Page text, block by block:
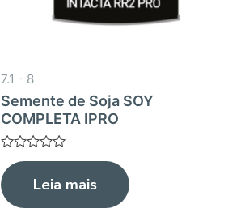
7.1 - 8
Semente de Soja SOY
COMPLETA IPRO
Avaliação
0
de
5
Leia mais